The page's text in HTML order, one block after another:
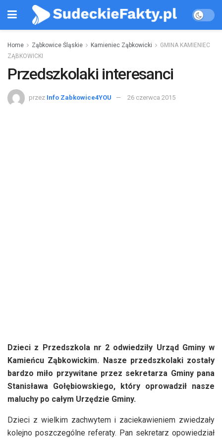
Home Ząbkowice Śląskie Kamieniec Ząbkowicki
GMINA KAMIENIEC
ZĄBKOWICKI
Przedszkolaki interesanci
przez Info Zabkowice4YOU 26 czerwca 2015
Dzieci z Przedszkola nr 2 odwiedziły Urząd Gminy w
Kamieńcu Ząbkowickim. Nasze przedszkolaki zostały
bardzo miło przywitane przez sekretarza Gminy pana
Stanisława Gołębiowskiego, który oprowadził nasze
maluchy po całym Urzędzie Gminy.
Dzieci z wielkim zachwytem i zaciekawieniem zwiedzały
kolejno poszczególne referaty. Pan sekretarz opowiedział